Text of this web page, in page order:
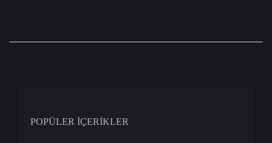
POPÜLER İÇERİKLER